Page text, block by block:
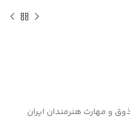
و مهارت هنرمندان ایران